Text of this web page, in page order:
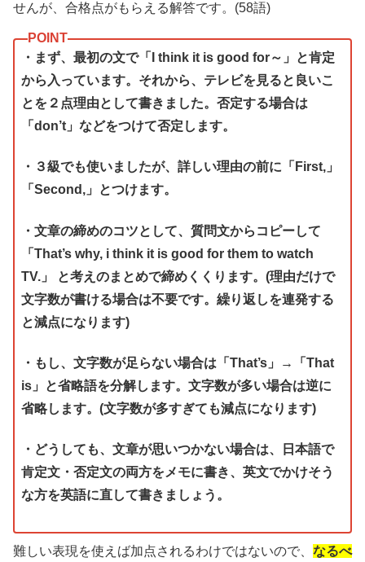
せんが、合格点がもらえる解答です。(58語)
・まず、最初の文で「I think it is good for～」と肯定
から入っています。それから、テレビを見ると良いこ
とを２点理由として書きました。否定する場合は
「don’t」などをつけて否定します。
・３級でも使いましたが、詳しい理由の前に「First,」
「Second,」とつけます。
・文章の締めのコツとして、質問文からコピーして
「That’s why, i think it is good for them to watch
TV.」 と考えのまとめで締めくくります。(理由だけで
文字数が書ける場合は不要です。繰り返しを連発する
と減点になります)
・もし、文字数が足らない場合は「That’s」→「That
is」と省略語を分解します。文字数が多い場合は逆に
省略します。(文字数が多すぎても減点になります)
・どうしても、文章が思いつかない場合は、日本語で
肯定文・否定文の両方をメモに書き、英文でかけそう
な方を英語に直して書きましょう。
難しい表現を使えば加点されるわけではないので、 なるべ